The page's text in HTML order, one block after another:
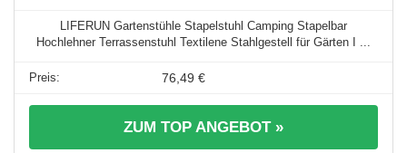
LIFERUN Gartenstühle Stapelstuhl Camping Stapelbar
Hochlehner Terrassenstuhl Textilene Stahlgestell für Gärten I ...
76,49 €
ZUM TOP ANGEBOT »